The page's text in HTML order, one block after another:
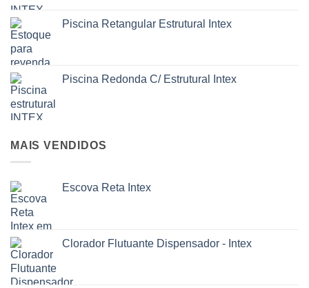
Piscina Retangular Estrutural Intex
Piscina Redonda C/ Estrutural Intex
MAIS VENDIDOS
Escova Reta Intex
Clorador Flutuante Dispensador - Intex